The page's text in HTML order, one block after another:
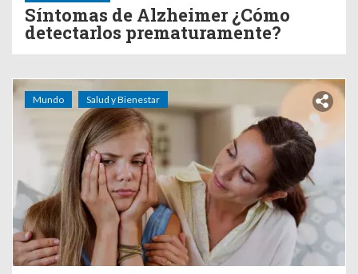
Síntomas de Alzheimer ¿Cómo
detectarlos prematuramente?
Mundo Salud y Bienestar